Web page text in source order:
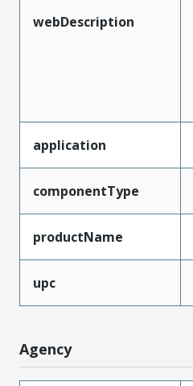
webDescription
application
componentType
productName
upc
Agency